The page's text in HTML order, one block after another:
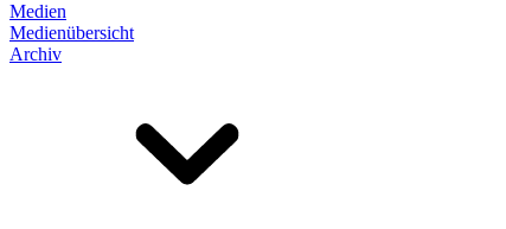
Medien
Medienübersicht
Archiv